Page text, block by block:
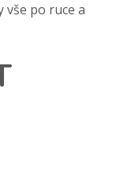
vše po ruce a